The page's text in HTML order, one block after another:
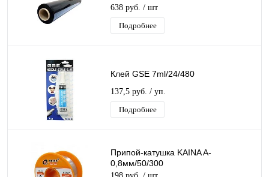
Р.20.500.217.2.0, 18.32/6.
638 руб. / шт
Подробнее
Клей GSE 7ml/24/480
137,5 руб. / уп.
Подробнее
Припой-катушка KAINA A-
0,8мм/50/300